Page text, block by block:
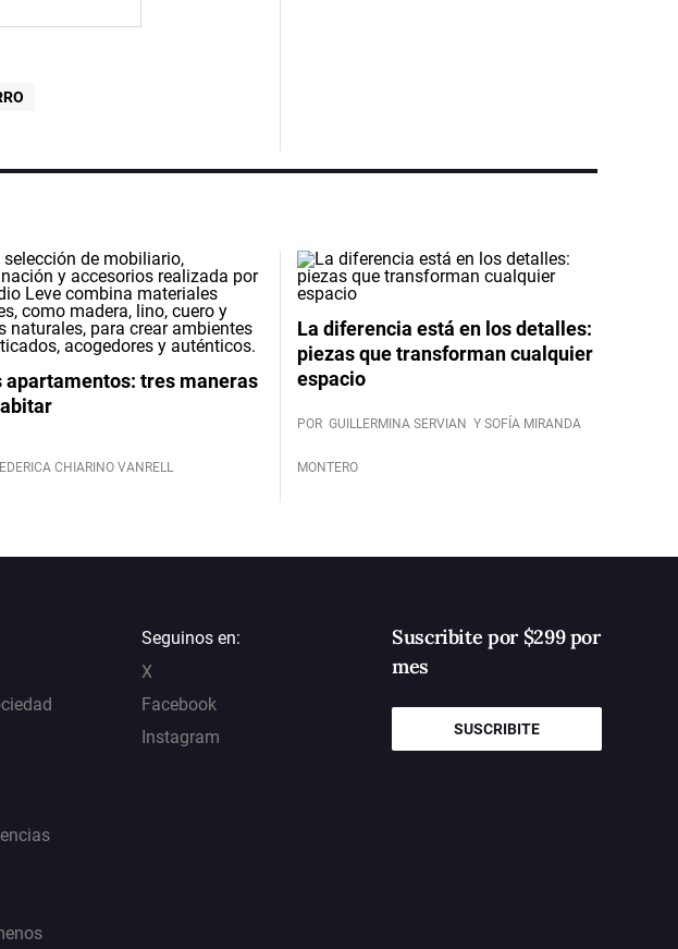
apartamentos: tres maneras
CHIARINO VANRELL
La diferencia está en los detalles:
piezas que transforman cualquier
espacio
POR GUILLERMINA SERVIAN Y SOFÍA MIRANDA
MONTERO
Seguinos en:
X
Facebook
Instagram
Suscribite por $299 por
mes
SUSCRIBITE